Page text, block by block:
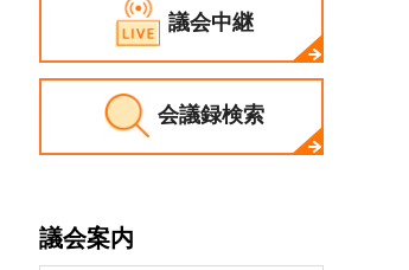
議会中継
会議録検索
議会案内